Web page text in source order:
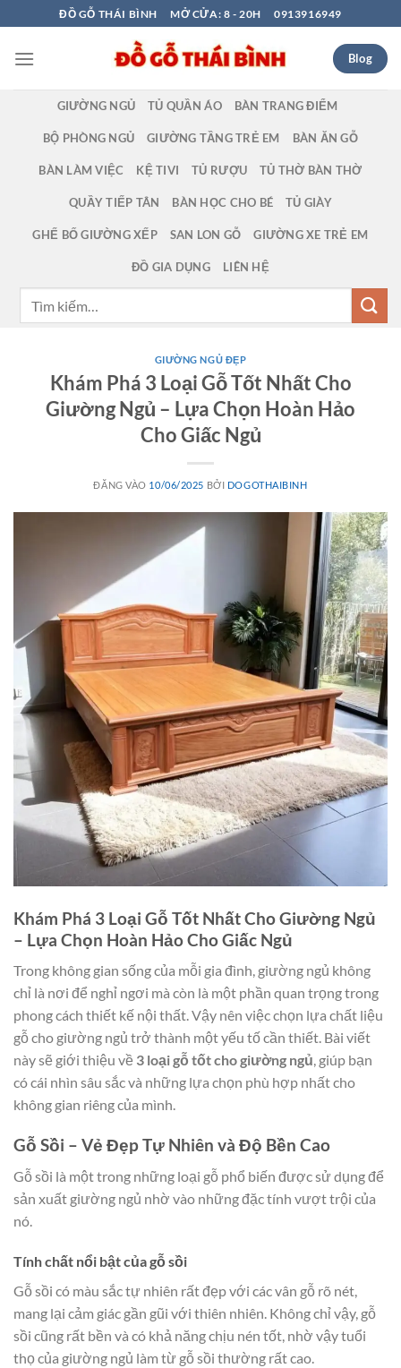
qua
nội
ĐỒ GỖ THÁI BÌNH MỞ CỬA: 8 - 20H 0913916949
Blog
GIƯỜNG NGỦ TỦ QUẦN ÁO BÀN TRANG ĐIỂM
BỘ PHÒNG NGỦ GIƯỜNG TẦNG TRẺ EM BÀN ĂN GỖ
BÀN LÀM VIỆC KỆ TIVI TỦ RƯỢU TỦ THỜ BÀN THỜ
QUẦY TIẾP TÂN BÀN HỌC CHO BÉ TỦ GIÀY
GHẾ BỐ GIƯỜNG XẾP SAN LON GỖ GIƯỜNG XE TRẺ EM
ĐỒ GIA DỤNG LIÊN HỆ
GIƯỜNG NGỦ ĐẸP
Khám Phá 3 Loại Gỗ Tốt Nhất Cho
Giường Ngủ – Lựa Chọn Hoàn Hảo
Cho Giấc Ngủ
ĐĂNG VÀO 10/06/2025 BỞI DOGOTHAIBINH
Khám Phá 3 Loại Gỗ Tốt Nhất Cho Giường Ngủ
– Lựa Chọn Hoàn Hảo Cho Giấc Ngủ
Trong không gian sống của mỗi gia đình, giường ngủ không
chỉ là nơi để nghỉ ngơi mà còn là một phần quan trọng trong
phong cách thiết kế nội thất. Vậy nên việc chọn lựa chất liệu
gỗ cho giường ngủ trở thành một yếu tố cần thiết. Bài viết
này sẽ giới thiệu về 3 loại gỗ tốt cho giường ngủ, giúp bạn
có cái nhìn sâu sắc và những lựa chọn phù hợp nhất cho
không gian riêng của mình.
Gỗ Sồi – Vẻ Đẹp Tự Nhiên và Độ Bền Cao
Gỗ sồi là một trong những loại gỗ phổ biến được sử dụng để
sản xuất giường ngủ nhờ vào những đặc tính vượt trội của
nó.
Tính chất nổi bật của gỗ sồi
Gỗ sồi có màu sắc tự nhiên rất đẹp với các vân gỗ rõ nét,
mang lại cảm giác gần gũi với thiên nhiên. Không chỉ vậy, gỗ
sồi cũng rất bền và có khả năng chịu nén tốt, nhờ vậy tuổi
thọ của giường ngủ làm từ gỗ sồi thường rất cao.